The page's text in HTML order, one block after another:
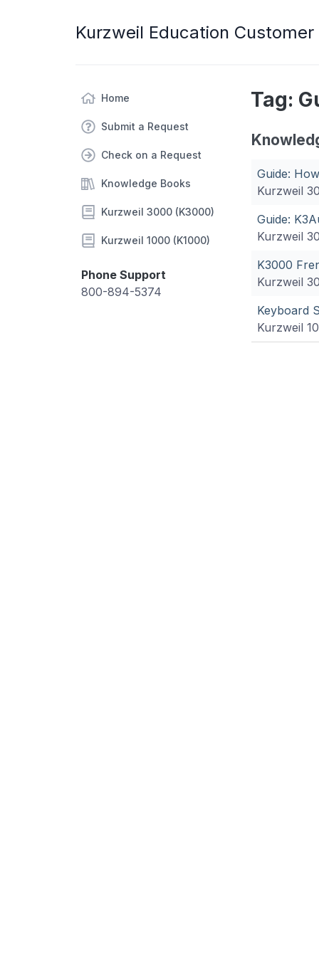
Kurzweil Education
Home
Submit a Request
Check on a Request
Knowledge Books
Kurzweil 3000 (K3000)
Kurzweil 1000 (K1000)
Phone Support
800-894-5374
Tag:
Guide:
Kurzweil
Guide:
Kurzweil
K3000
Kurzweil
Keyboard
Kurzweil